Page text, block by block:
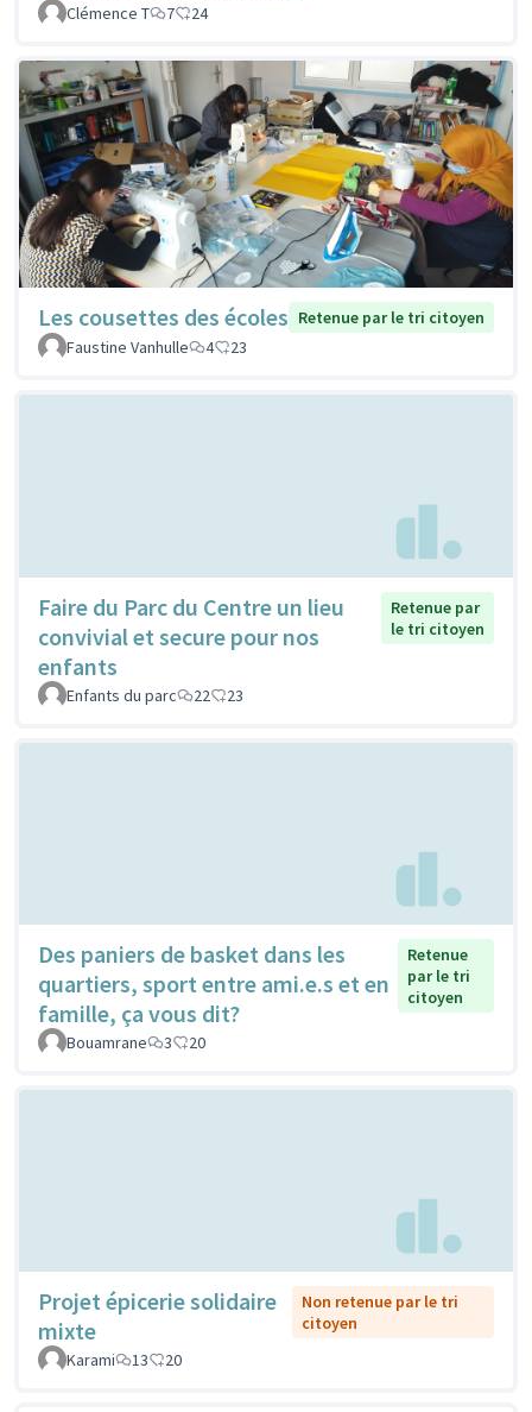
Clémence T
7 24
Les cousettes des écoles Retenue par le tri citoyen
Faustine Vanhulle
4 23
Faire du Parc du Centre un lieu
convivial et secure pour nos
enfants
Retenue par
le tri citoyen
Enfants du parc 22 23
Des paniers de basket dans les
quartiers, sport entre ami.e.s et en
famille, ça vous dit?
Retenue
par le tri
citoyen
Bouamrane 3 20
Projet épicerie solidaire
mixte
Non retenue par le tri
citoyen
Karami
13 20